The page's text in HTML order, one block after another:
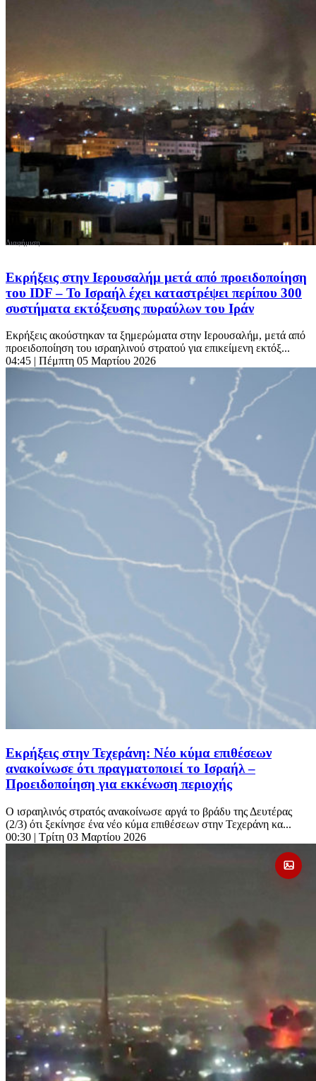
Εκρήξεις στην Ιερουσαλήμ μετά από προειδοποίηση
του IDF – Το Ισραήλ έχει καταστρέψει περίπου 300
συστήματα εκτόξευσης πυραύλων του Ιράν
Εκρήξεις ακούστηκαν τα ξημερώματα στην Ιερουσαλήμ, μετά από
προειδοποίηση του ισραηλινού στρατού για επικείμενη εκτόξ...
04:45 | Πέμπτη 05 Μαρτίου 2026
Εκρήξεις στην Τεχεράνη: Νέο κύμα επιθέσεων
ανακοίνωσε ότι πραγματοποιεί το Ισραήλ –
Προειδοποίηση για εκκένωση περιοχής
Ο ισραηλινός στρατός ανακοίνωσε αργά το βράδυ της Δευτέρας
(2/3) ότι ξεκίνησε ένα νέο κύμα επιθέσεων στην Τεχεράνη κα...
00:30 | Τρίτη 03 Μαρτίου 2026